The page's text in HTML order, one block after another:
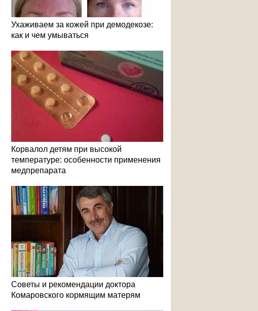
Ухаживаем за кожей при демодекозе:
как и чем умываться
Корвалол детям при высокой
температуре: особенности применения
медпрепарата
Советы и рекомендации доктора
Комаровского кормящим матерям